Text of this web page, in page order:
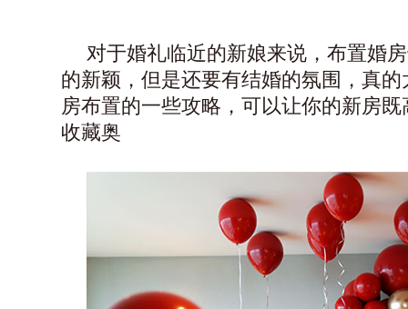
对于婚礼临近的新娘来说，布置婚
的新颖，但是还要有结婚的氛围，真
房布置的一些攻略，可以让你的新房
收藏奥